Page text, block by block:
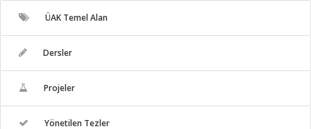
ÜAK Temel Alan
Dersler
Projeler
Yönetilen Tezler